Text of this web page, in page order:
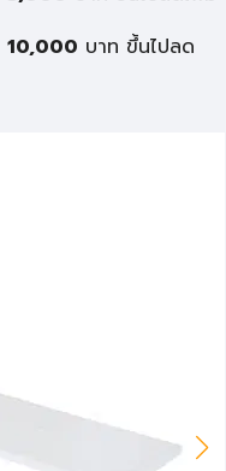
10,000 บาท ขึ้นไปลด